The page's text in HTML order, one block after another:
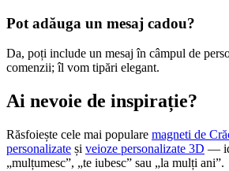
Pot adăuga un mesaj cadou?
Da, poți include un mesaj în câmpul de
comenzii; îl vom tipări elegant.
Ai nevoie de inspirație?
Răsfoiește cele mai populare magneti de
personalizate și veioze personalizate 3D —
„mulțumesc”, „te iubesc” sau „la mulți ani”.